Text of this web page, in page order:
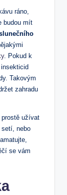
ráno,
budou mít
. Pokud k
Takovým
zahradu
užívat
setí, nebo
se vám